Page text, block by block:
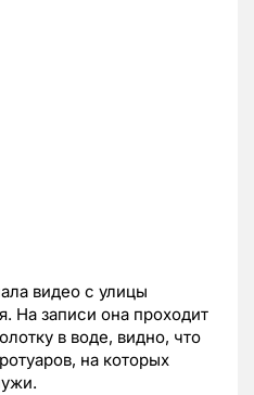
видео с улицы
На записи она проходит
в воде, видно, что
на которых